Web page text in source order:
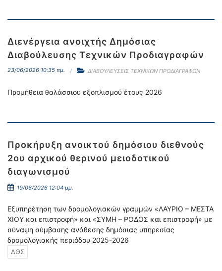
Διενέργεια ανοιχτής Δημόσιας
Διαβούλευσης Τεχνικών Προδιαγραφών
23/06/2026 10:35 πμ. ΔΙΑΒΟΥΛΕΥΣΕΙΣ ΤΕΧΝΙΚΩΝ ΠΡΟΔΙΑΓΡΑΦΩΝ
Προμήθεια θαλάσσιου εξοπλισμού έτους 2026
Προκήρυξη ανοικτού δημόσιου διεθνούς
2ου αρχικού θερινού μειοδοτικού
διαγωνισμού
19/06/2026 12:04 μμ.
Εξυπηρέτηση των δρομολογιακών γραμμών «ΛΑΥΡΙΟ – ΜΕΣΤΑ
ΧΙΟΥ και επιστροφή» και «ΣΥΜΗ – ΡΟΔΟΣ και επιστροφή» με
σύναψη σύμβασης ανάθεσης δημόσιας υπηρεσίας
δρομολογιακής περιόδου 2025-2026
ΔΘΣ